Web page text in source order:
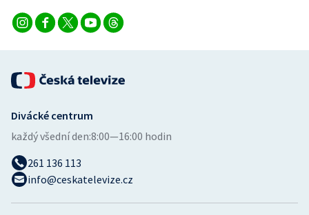
Volejbal
Divácké centrum
každý všední den:8:00—16:00 hodin
261 136 113
info@ceskatelevize.cz